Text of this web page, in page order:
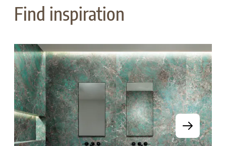
Find inspiration